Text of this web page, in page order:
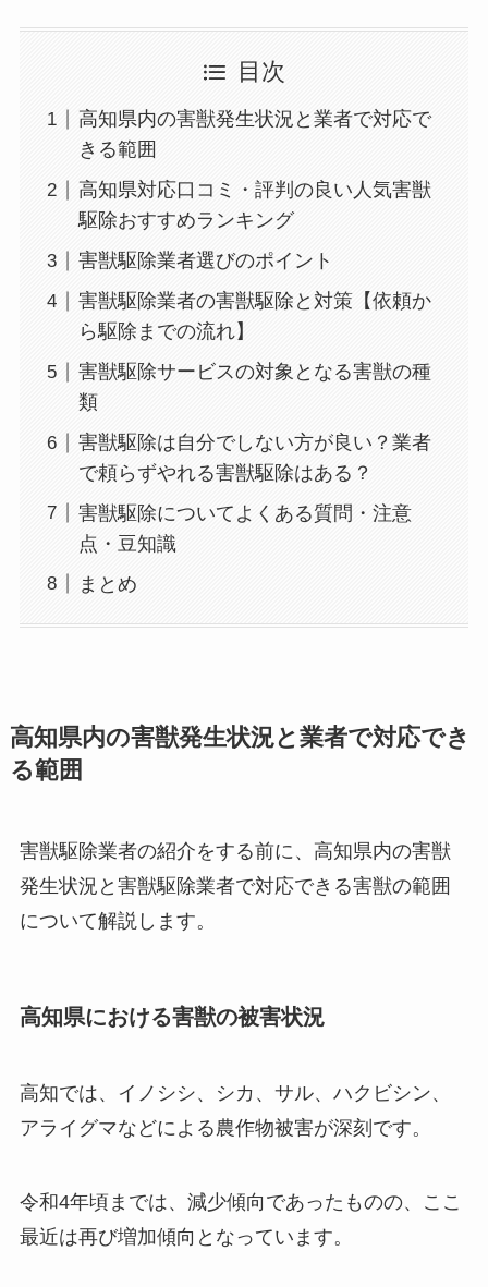
目次
高知県内の害獣発生状況と業者で対応で
きる範囲
高知県対応口コミ・評判の良い人気害獣
駆除おすすめランキング
害獣駆除業者選びのポイント
害獣駆除業者の害獣駆除と対策【依頼か
ら駆除までの流れ】
害獣駆除サービスの対象となる害獣の種
類
害獣駆除は自分でしない方が良い？業者
で頼らずやれる害獣駆除はある？
害獣駆除についてよくある質問・注意
点・豆知識
まとめ
高知県内の害獣発生状況と業者で対応でき
る範囲
害獣駆除業者の紹介をする前に、高知県内の害獣
発生状況と害獣駆除業者で対応できる害獣の範囲
について解説します。
高知県における害獣の被害状況
高知では、イノシシ、シカ、サル、ハクビシン、
アライグマなどによる農作物被害が深刻です。
令和4年頃までは、減少傾向であったものの、ここ
最近は再び増加傾向となっています。